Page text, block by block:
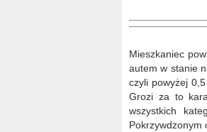
Mieszkaniec
autem w stanie
czyli powyżej
Grozi za to
wszystkich
Pokrzywdzonym